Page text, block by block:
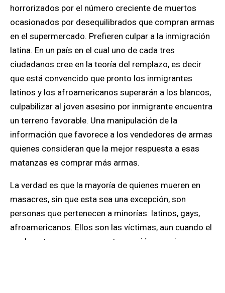
horrorizados por el número creciente de muertos
ocasionados por desequilibrados que compran armas
en el supermercado. Prefieren culpar a la inmigración
latina. En un país en el cual uno de cada tres
ciudadanos cree en la teoría del remplazo, es decir
que está convencido que pronto los inmigrantes
latinos y los afroamericanos superarán a los blancos,
culpabilizar al joven asesino por inmigrante encuentra
un terreno favorable. Una manipulación de la
información que favorece a los vendedores de armas
quienes consideran que la mejor respuesta a esas
matanzas es comprar más armas.
La verdad es que la mayoría de quienes mueren en
masacres, sin que esta sea una excepción, son
personas que pertenecen a minorías: latinos, gays,
afroamericanos. Ellos son las víctimas, aun cuando el
verdugo tenga, como en esta ocasión, su mismo